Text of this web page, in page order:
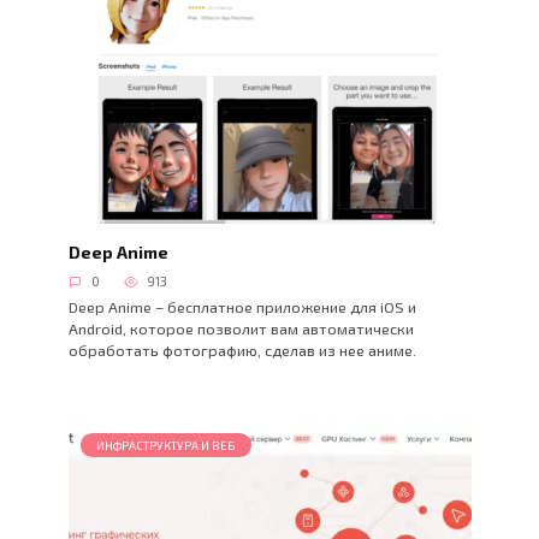
Deep Anime
0 913
Deep Anime – бесплатное приложение для iOS и
Android, которое позволит вам автоматически
обработать фотографию, сделав из нее аниме.
ИНФРАСТРУКТУРА И ВЕБ